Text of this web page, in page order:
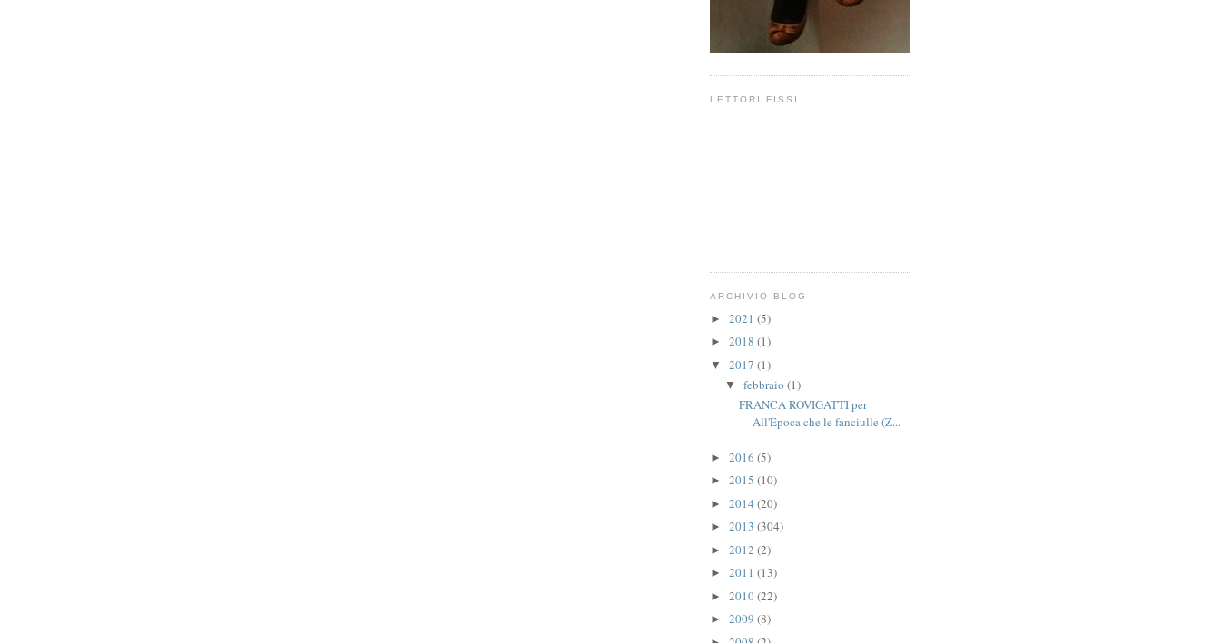
LETTORI FISSI
ARCHIVIO BLOG
► 2021 (5)
► 2018 (1)
▼ 2017 (1)
▼ febbraio (1)
FRANCA ROVIGATTI per
All'Epoca che le fanciulle (Z...
► 2016 (5)
► 2015 (10)
► 2014 (20)
► 2013 (304)
► 2012 (2)
► 2011 (13)
► 2010(22)
► 2009 (8)